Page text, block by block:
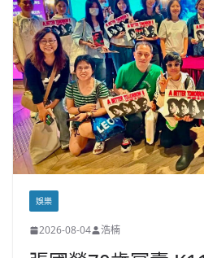
娛樂
2026-08-04 浩楠